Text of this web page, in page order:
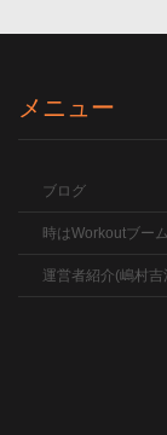
メニュー
ブログ
時はWorkoutブーム
運営者紹介(嶋村